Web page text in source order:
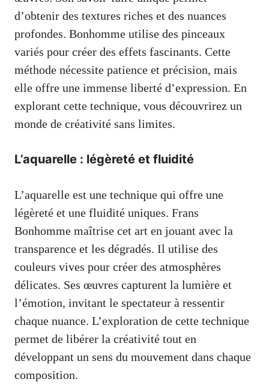
d’obtenir des textures riches et des nuances
profondes. Bonhomme utilise des pinceaux
variés pour créer des effets fascinants. Cette
méthode nécessite patience et précision, mais
elle offre une immense liberté d’expression. En
explorant cette technique, vous découvrirez un
monde de créativité sans limites.
L’aquarelle : légèreté et fluidité
L’aquarelle est une technique qui offre une
légèreté et une fluidité uniques. Frans
Bonhomme maîtrise cet art en jouant avec la
transparence et les dégradés. Il utilise des
couleurs vives pour créer des atmosphères
délicates. Ses œuvres capturent la lumière et
l’émotion, invitant le spectateur à ressentir
chaque nuance. L’exploration de cette technique
permet de libérer la créativité tout en
développant un sens du mouvement dans chaque
composition.